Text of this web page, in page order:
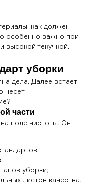
как должен
особенно важно при
высокой текучкой.
уборки
дела. Далее встаёт
несёт
части
поле чистоты. Он
уборки;
листов качества.